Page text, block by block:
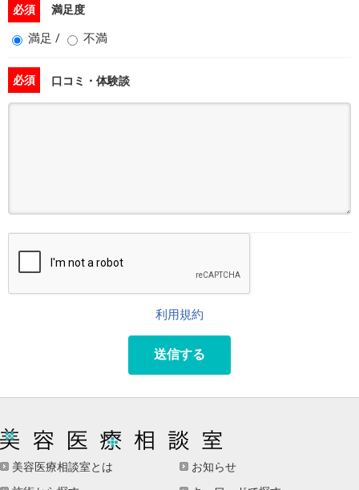
必須 満足度
満足 / 不満
必須 口コミ・体験談
利用規約
送信する
美容医療相談室とは
お知らせ